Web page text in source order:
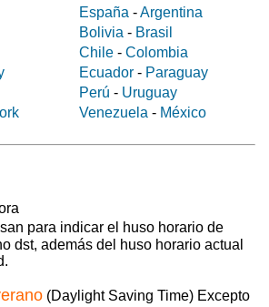
España -Argentina
Bolivia - Brasil
Chile - Colombia
Ecuador - Paraguay
Perú - Uruguay
Venezuela - México
para indicar el huso horario de
dst, además del huso horario actual
(Daylight Saving Time) Excepto